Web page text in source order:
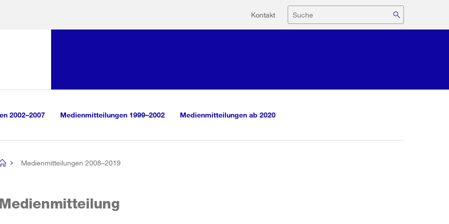
Hilfsnavigation
Kontakt Suche
2002–2007 Medienmitteilungen 1999–2002 Medienmitteilungen ab 2020
Medienmitteilungen 2008–2019